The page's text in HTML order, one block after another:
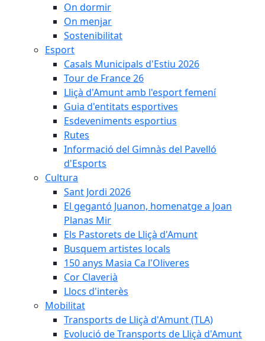
On dormir
On menjar
Sostenibilitat
Esport
Casals Municipals d'Estiu 2026
Tour de France 26
Lliçà d'Amunt amb l'esport femení
Guia d'entitats esportives
Esdeveniments esportius
Rutes
Informació del Gimnàs del Pavelló
d'Esports
Cultura
Sant Jordi 2026
El gegantó Juanon, homenatge a Joan
Planas Mir
Els Pastorets de Lliçà d'Amunt
Busquem artistes locals
150 anys Masia Ca l'Oliveres
Cor Claverià
Llocs d'interès
Mobilitat
Transports de Lliçà d'Amunt (TLA)
Evolució de Transports de Lliçà d'Amunt